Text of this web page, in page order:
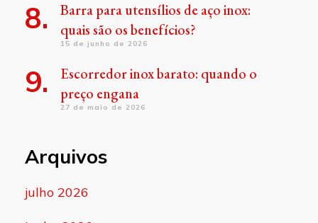
Barra para utensílios de aço inox:
quais são os benefícios?
15 de junho de 2026
Escorredor inox barato: quando o
preço engana
27 de maio de 2026
Arquivos
julho 2026